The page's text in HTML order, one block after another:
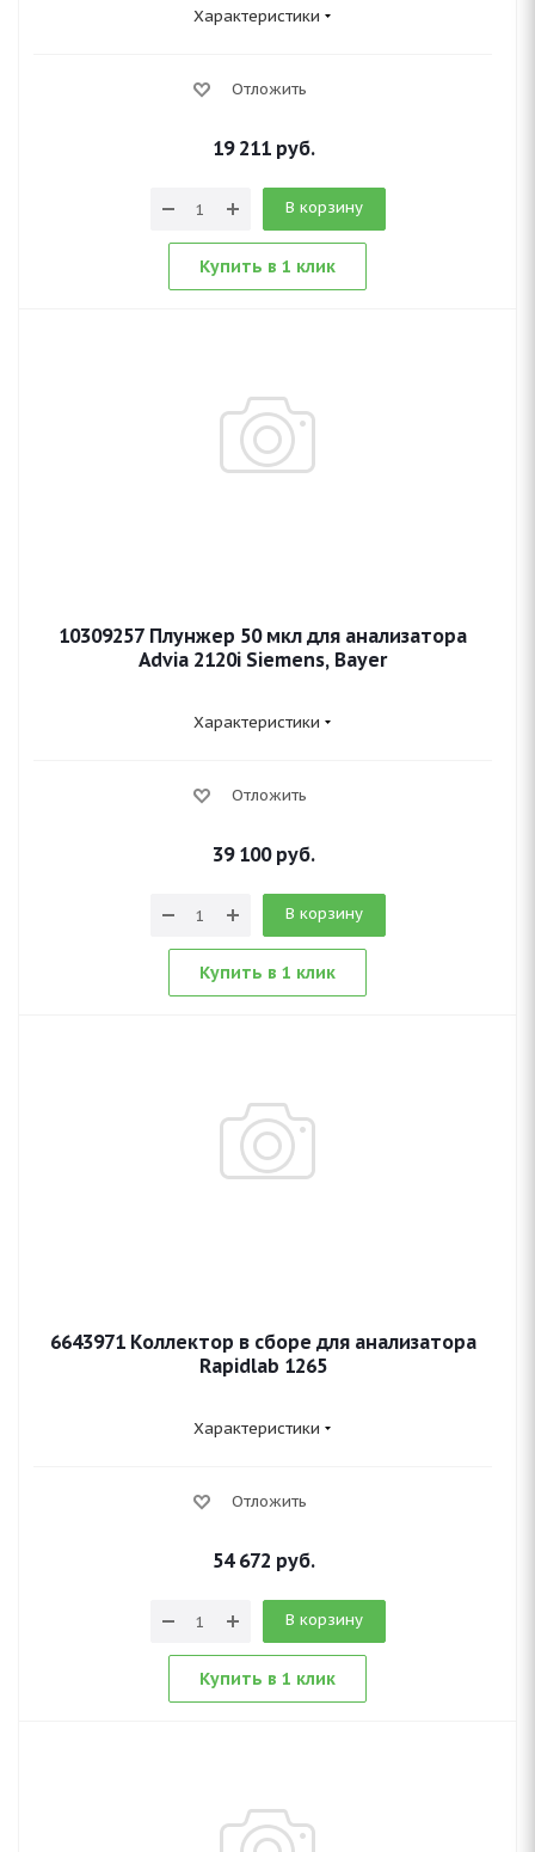
Характеристики
Отложить
19 211руб.
В корзину
Купить в 1 клик
10309257 Плунжер 50 мкл для анализатора
Advia 2120i Siemens, Bayer
Характеристики
Отложить
39 100руб.
В корзину
Купить в 1 клик
6643971 Коллектор в сборе для анализатора
Rapidlab 1265
Характеристики
Отложить
54 672 руб.
В корзину
Купить в 1 клик